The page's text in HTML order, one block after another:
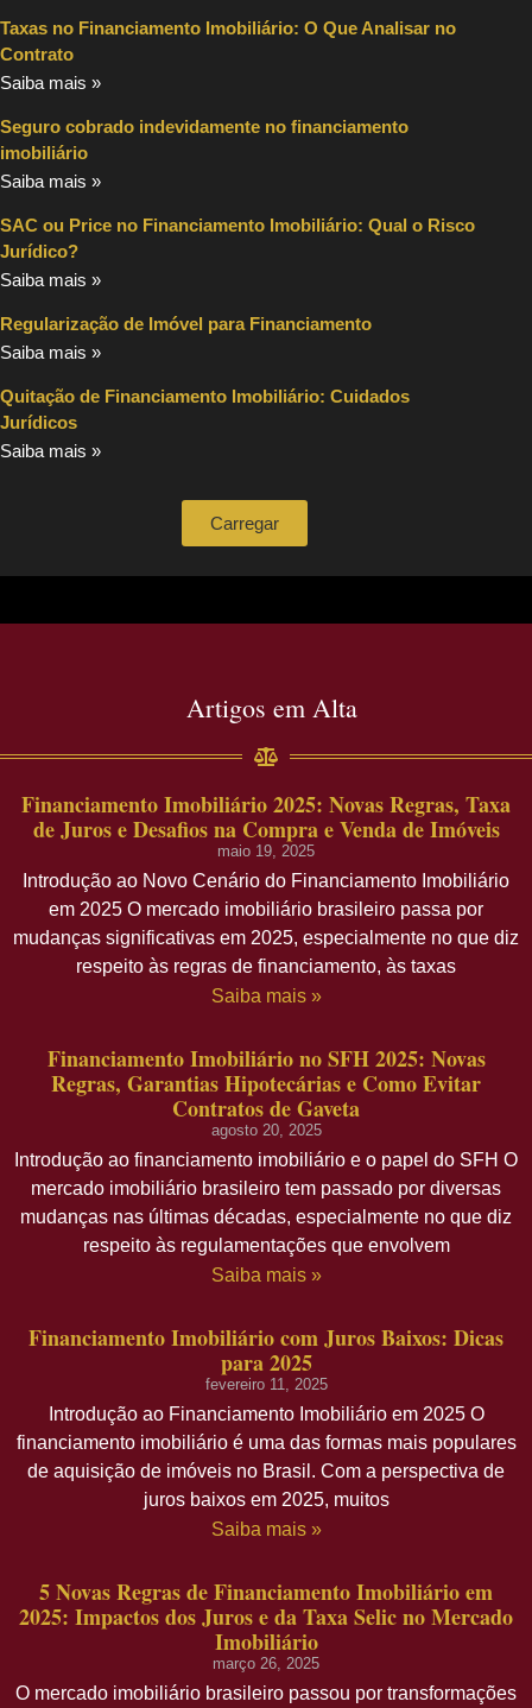
Taxas no Financiamento Imobiliário: O Que Analisar no
Contrato
Saiba mais »
Seguro cobrado indevidamente no financiamento
imobiliário
Saiba mais »
SAC ou Price no Financiamento Imobiliário: Qual o Risco
Jurídico?
Saiba mais »
Regularização de Imóvel para Financiamento
Saiba mais »
Quitação de Financiamento Imobiliário: Cuidados
Jurídicos
Saiba mais »
Carregar
Artigos em Alta
Financiamento Imobiliário 2025: Novas Regras, Taxa
de Juros e Desafios na Compra e Venda de Imóveis
maio 19, 2025
Introdução ao Novo Cenário do Financiamento Imobiliário
em 2025 O mercado imobiliário brasileiro passa por
mudanças significativas em 2025, especialmente no que diz
respeito às regras de financiamento, às taxas
Saiba mais »
Financiamento Imobiliário no SFH 2025: Novas
Regras, Garantias Hipotecárias e Como Evitar
Contratos de Gaveta
agosto 20, 2025
Introdução ao financiamento imobiliário e o papel do SFH O
mercado imobiliário brasileiro tem passado por diversas
mudanças nas últimas décadas, especialmente no que diz
respeito às regulamentações que envolvem
Saiba mais »
Financiamento Imobiliário com Juros Baixos: Dicas
para 2025
fevereiro 11, 2025
Introdução ao Financiamento Imobiliário em 2025 O
financiamento imobiliário é uma das formas mais populares
de aquisição de imóveis no Brasil. Com a perspectiva de
juros baixos em 2025, muitos
Saiba mais »
5 Novas Regras de Financiamento Imobiliário em
2025: Impactos dos Juros e da Taxa Selic no Mercado
Imobiliário
março 26, 2025
O mercado imobiliário brasileiro passou por transformações